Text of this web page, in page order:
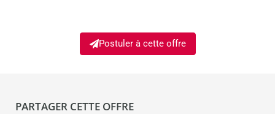
Postuler à cette offre
PARTAGER CETTE OFFRE